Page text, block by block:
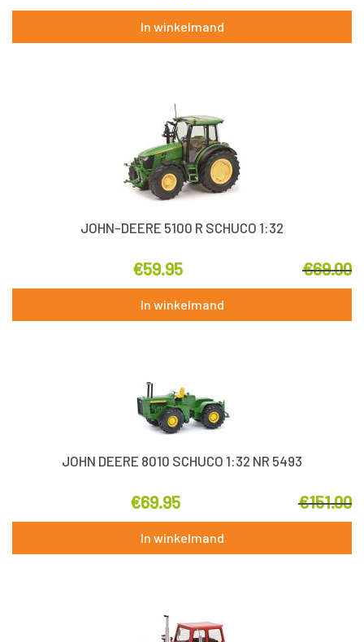
In winkelmand
JOHN-DEERE 5100 R SCHUCO 1:32
€69.00
€59.95
In winkelmand
JOHN DEERE 8010 SCHUCO 1:32 NR 5493
€151.00
€69.95
In winkelmand